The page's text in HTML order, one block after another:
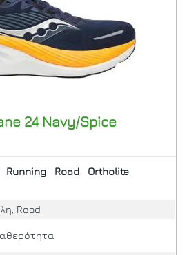
24 Navy/Spice
Running Road
Ortholite
Road